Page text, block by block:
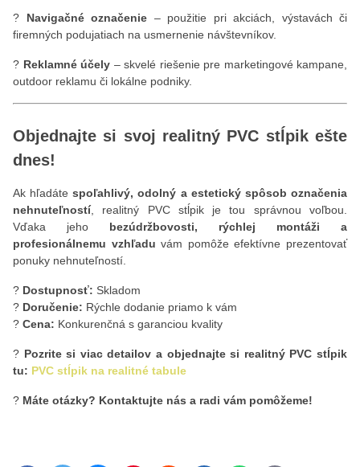
? Navigačné označenie – použitie pri akciách, výstavách či
firemných podujatiach na usmernenie návštevníkov.
? Reklamné účely – skvelé riešenie pre marketingové kampane,
outdoor reklamu či lokálne podniky.
Objednajte si svoj realitný PVC stĺpik ešte
dnes!
Ak hľadátespoľahlivý, odolný a estetický spôsob označenia
nehnuteľností, realitný PVC stĺpik je tou správnou voľbou.
Vďaka jeho bezúdržbovosti, rýchlej montáži a
profesionálnemu vzhľadu vám pomôže efektívne prezentovať
ponuky nehnuteľností.
? Dostupnosť: Skladom
? Doručenie: Rýchle dodanie priamo k vám
? Cena: Konkurenčná s garanciou kvality
? Pozrite si viac detailov a objednajte si realitný PVC stĺpik
tu: PVC stĺpik na realitné tabule
? Máte otázky? Kontaktujte nás a radi vám pomôžeme!